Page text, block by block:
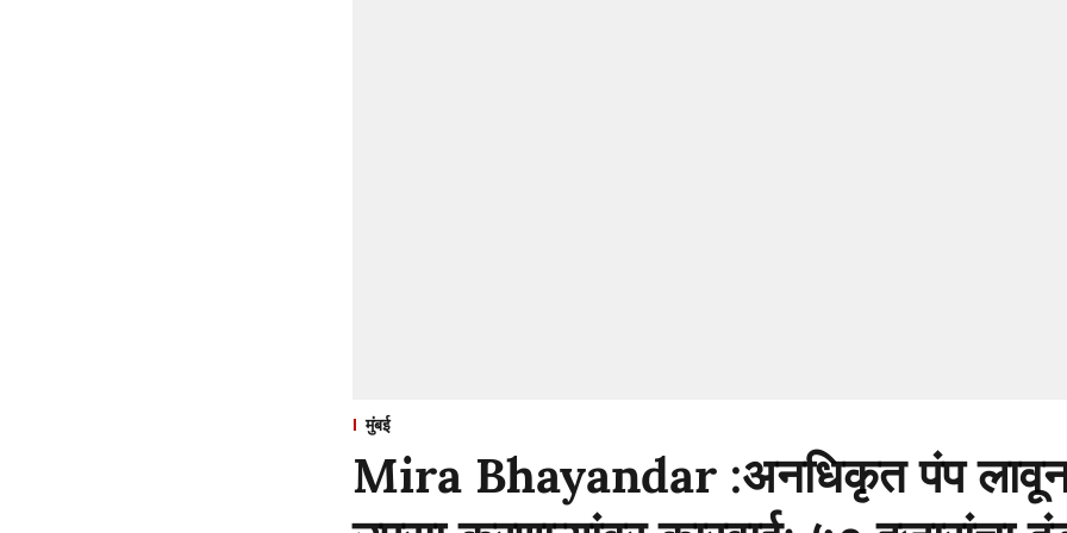
मुंबई
Mira Bhayandar :अनधिकृत पंप लावून